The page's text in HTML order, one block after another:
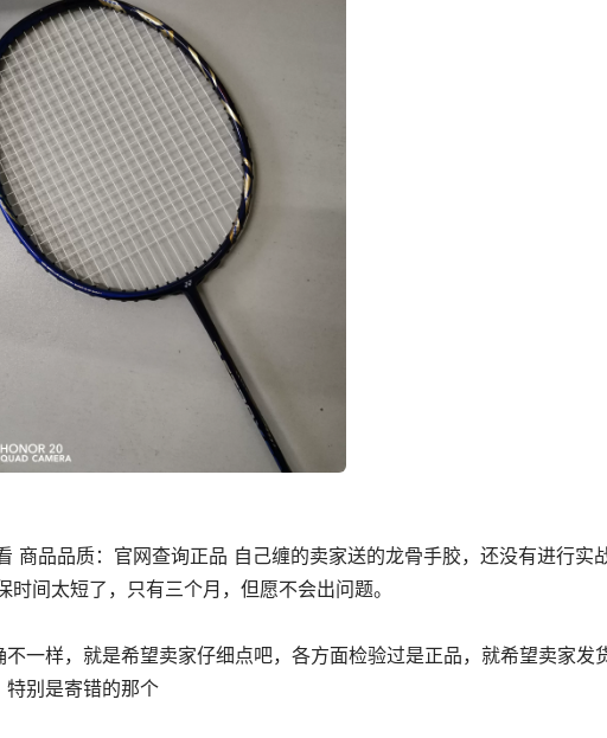
商品品质：官网查询正品 自己缠的卖家送的龙骨手胶，还没有进行实战
间太短了，只有三个月，但愿不会出问题。
一样，就是希望卖家仔细点吧，各方面检验过是正品，就希望卖家发
别是寄错的那个